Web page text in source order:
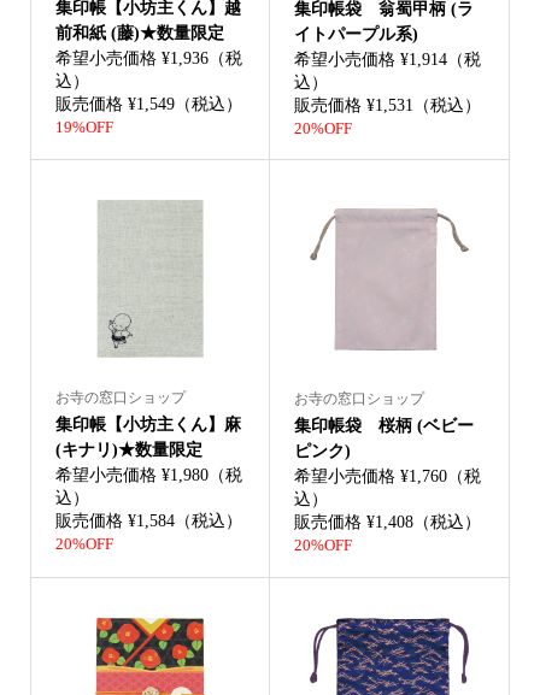
集印帳【小坊主くん】越
前和紙 (藤)★数量限定
希望小売価格 ¥1,936（税
込）
販売価格 ¥1,549（税込）
19%OFF
集印帳袋 翁蜀甲柄 (ラ
イトパープル系)
希望小売価格 ¥1,914（税
込）
販売価格 ¥1,531（税込）
20%OFF
お寺の窓口ショップ
集印帳【小坊主くん】麻
(キナリ)★数量限定
希望小売価格 ¥1,980（税
込）
販売価格 ¥1,584（税込）
20%OFF
お寺の窓口ショップ
集印帳袋 桜柄 (ベビー
ピンク)
希望小売価格 ¥1,760（税
込）
販売価格 ¥1,408（税込）
20%OFF